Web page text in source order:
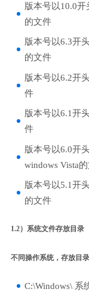
版本号以10.0
的文件
版本号以6.3开
的文件
版本号以6.2开
件
版本号以6.1开
件
版本号以6.0开
windows Vista
版本号以5.1开
的文件
1.2）系统文件存放目录
不同操作系统，存放目
C:\Windows\ 系